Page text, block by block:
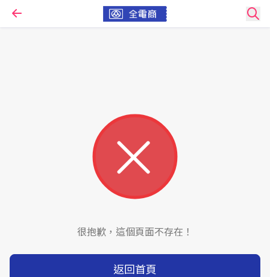
很抱歉，這個頁面不存在！
返回首頁